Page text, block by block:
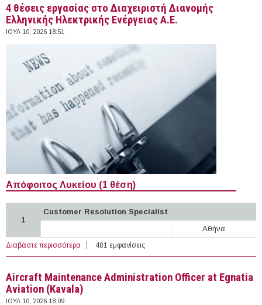
4 θέσεις εργασίας στο Διαχειριστή Διανομής
Ελληνικής Ηλεκτρικής Ενέργειας Α.Ε.
ΙΟΥΛ 10, 2026 18:51
Απόφοιτος Λυκείου (1 θέση)
1
Customer Resolution Specialist
Αθήνα
Διαβάστε περισσότερα για 4 θέσεις εργασίας στο Διαχειριστή Διανομής
Ελληνικής Ηλεκτρικής Ενέργειας Α.Ε.
481 εμφανίσεις
Aircraft Maintenance Administration Officer at Egnatia
Aviation (Kavala)
ΙΟΥΛ 10, 2026 18:09